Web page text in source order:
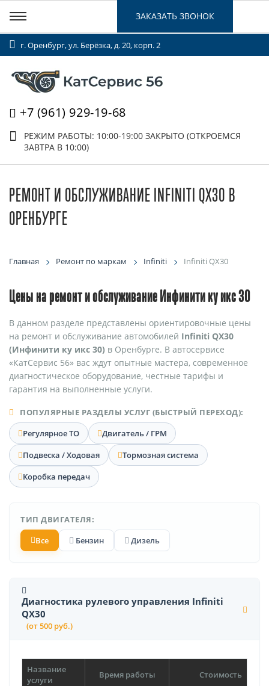
г. Оренбург, ул. Берёзка, д. 20, корп. 2
+7 (961) 929-19-68
РЕЖИМ РАБОТЫ: 10:00-19:00 ЗАКРЫТО (ОТКРОЕМСЯ
ЗАВТРА В 10:00)
ЗАКАЗАТЬ ЗВОНОК
РЕМОНТ И ОБСЛУЖИВАНИЕ INFINITI QX30 В
ОРЕНБУРГЕ
Главная Ремонт по маркам Infiniti Infiniti QX30
Цены на ремонт и обслуживание Инфинити ку икс 30
В данном разделе представлены ориентировочные цены
на ремонт и обслуживание автомобилей Infiniti QX30
(Инфинити ку икс 30) в Оренбурге. В автосервисе
«КатСервис 56» вас ждут опытные мастера, современное
диагностическое оборудование, честные тарифы и
гарантия на выполненные услуги.
ПОПУЛЯРНЫЕ РАЗДЕЛЫ УСЛУГ (БЫСТРЫЙ ПЕРЕХОД):
Регулярное ТО
Двигатель / ГРМ
Подвеска / Ходовая
Тормозная система
Коробка передач
ТИП ДВИГАТЕЛЯ:
Все
Бензин Дизель
Диагностика рулевого управления Infiniti
QX30
(от 500 руб.)
Название
услуги
Время работы Стоимость